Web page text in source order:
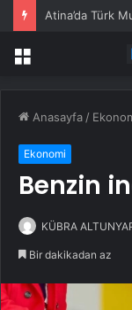
Atina’da Türk
Menü
Anasayfa /
Ekonomi
Benzin
KÜBRA
Bir dakikadan az